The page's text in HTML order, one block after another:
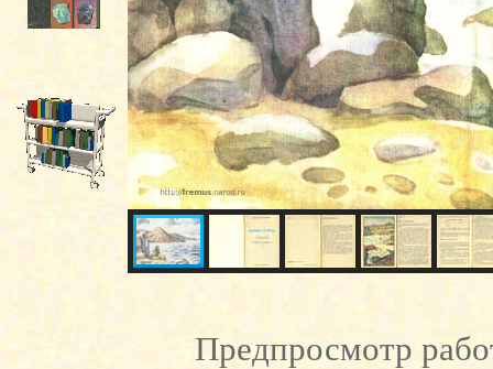
Предпросмотр